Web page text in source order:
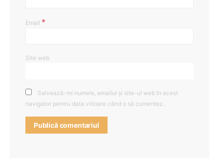
Email *
Site web
Salvează-mi numele, emailul și site-ul web în acest
navigator pentru data viitoare când o să comentez.